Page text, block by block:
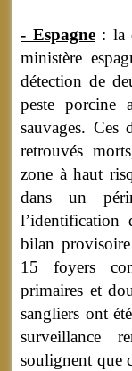
- Espagne: la
ministère
détection de
peste porcine
sauvages. Ces
retrouvés
zone à haut
dans un
l’identification
bilan provisoire
15 foyers
primaires et
sangliers ont
surveillance
soulignent que